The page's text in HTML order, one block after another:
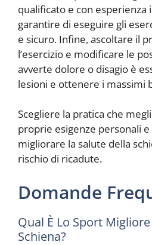
qualificato e con esperienza
garantire di eseguire gli
e sicuro. Infine, ascoltare il
l’esercizio e modificare le
avverte dolore o disagio è
lesioni e ottenere i massimi
Scegliere la pratica che
proprie esigenze personali
migliorare la salute della
rischio di ricadute.
Domande
Qual È Lo Sport
Schiena?